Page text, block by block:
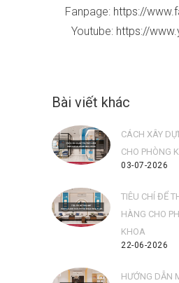
Fanpage: https://
Youtube: https://
Bài viết khác
CÁCH XÂY
CHO PHÒNG
03-07-2026
TIÊU CHÍ ĐỂ
HÀNG CHO
KHOA
22-06-2026
HƯỚNG DẪN